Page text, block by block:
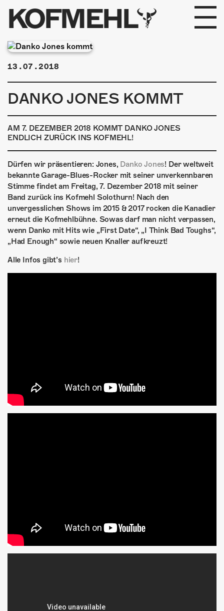
KOFMEHL
PROGRAMM
FABRIKGEFLÜSTER
GALERIE
FOTOGALERIE
PHOTOMAT
INFOS
KONTAKT
ÜBER UNS
GÖNNEREI
SHOP
13.07.2018
DANKO JONES KOMMT
AM 7. DEZEMBER 2018 KOMMT DANKO JONES
ENDLICH ZURÜCK INS KOFMEHL!
Dürfen wir präsentieren: Jones, Danko Jones! Der weltweit
bekannte Garage-Blues-Rocker mit seiner unverkennbaren
Stimme findet am Freitag, 7. Dezember 2018 mit seiner
Band zurück ins Kofmehl Solothurn! Nach den
unvergesslichen Shows im 2015 & 2017 rocken die Kanadier
erneut die Kofmehlbühne. Sowas darf man nicht verpassen,
wenn Danko mit Hits wie „First Date“, „I Think Bad Toughs“,
„Had Enough“ sowie neuen Knaller aufkreuzt!
Alle Infos gibt’s hier!